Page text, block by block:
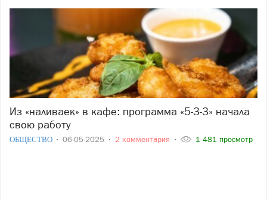
Из «наливаек» в кафе: программа «5-3-3» начала
свою работу
ОБЩЕСТВО 06-05-2025 2 комментария 1 481 просмотр